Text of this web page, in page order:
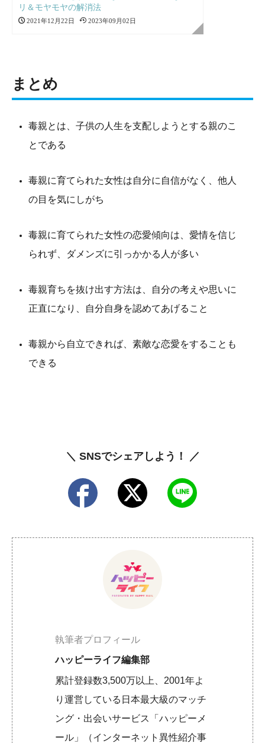
リ＆モヤモヤの解消法
2021年12月22日 2023年09月02日
まとめ
毒親とは、子供の人生を支配しようとする親のこ
とである
毒親に育てられた女性は自分に自信がなく、他人
の目を気にしがち
毒親に育てられた女性の恋愛傾向は、愛情を信じ
られず、ダメンズに引っかかる人が多い
毒親育ちを抜け出す方法は、自分の考えや思いに
正直になり、自分自身を認めてあげること
毒親から自立できれば、素敵な恋愛をすることも
できる
＼ SNSでシェアしよう！ ／
執筆者プロフィール
ハッピーライフ編集部
累計登録数3,500万以上、2001年よ
り運営している日本最大級のマッチ
ング・出会いサービス「ハッピーメ
ール」（インターネット異性紹介事